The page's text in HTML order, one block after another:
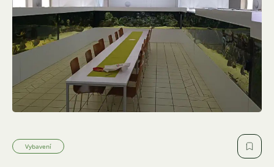
Vybavení